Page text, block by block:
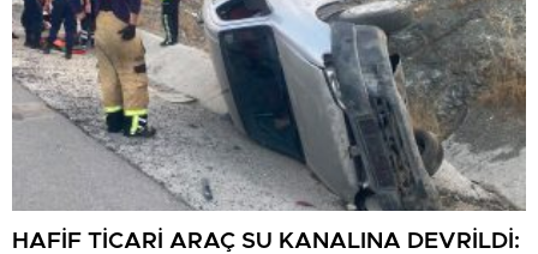
HAFİF TİCARİ ARAÇ SU KANALINA DEVRİLDİ: